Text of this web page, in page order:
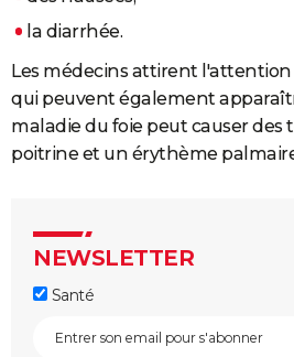
la diarrhée.
Les médecins attirent
qui peuvent également
maladie du foie peut causer des
poitrine et un érythème
NEWSLETTER
Santé